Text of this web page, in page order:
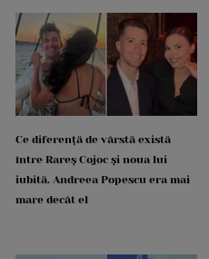
Ce diferență de vârstă există
între Rareș Cojoc și noua lui
iubită. Andreea Popescu era mai
mare decât el